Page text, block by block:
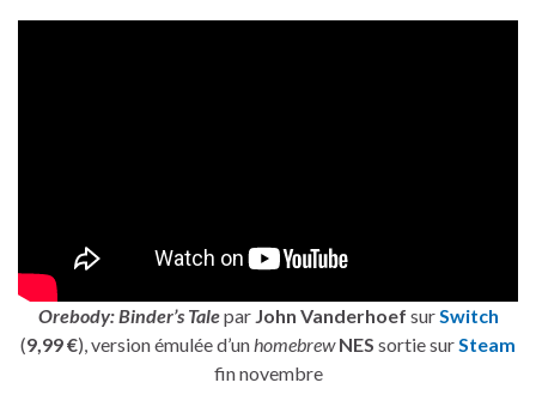
Orebody: Binder’s Talepar John Vanderhoef surSwitch
(9,99 €), version émulée d’unhomebrew NES sortie surSteam
fin novembre